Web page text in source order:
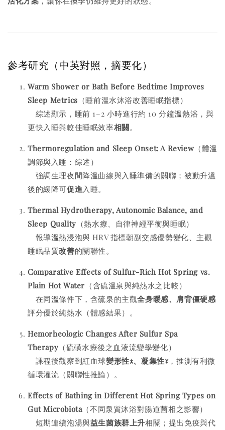
參考研究（中英對照，摘要化）
Warm Shower or Bath Before Bedtime Improves
Sleep Metrics （睡前溫水沐浴改善睡眠指標）
綜述顯示，睡前 1–2 小時進行約 10 分鐘溫熱浴，與
更快入睡與較佳睡眠效率相關。
Thermoregulation and Sleep Onset: A Review （體溫
調節與入睡：綜述）
強調生理夜間降溫曲線與入睡準備的關聯；被動升溫
後的緩降可促進 入睡。
Thermal Hydrotherapy, Autonomic Balance, and
Sleep Quality （熱水療、自律神經平衡與睡眠）
報導溫熱浸泡與 HRV 指標朝副交感優勢變化、主觀
睡眠品質改善的關聯性。
Comparative Effects of Sulfur-Rich Hot Spring vs.
Plain Hot Water （含硫溫泉與純熱水之比較）
在同溫條件下，含硫泉的主觀全身暖感、肩背僵硬感
評分優於純熱水（體感結果）。
Hemorheologic Changes After Sulfur Spa
Therapy （硫磺水療後之血液流變學變化）
課程後觀察到紅血球變形性↑、凝集性↓，推測有利微
循環灌流（關聯性推論）。
Effects of Bathing in Different Hot Spring Types on
Gut Microbiota（不同泉質沐浴對腸道菌相之影響）
短期連續泡湯與益生菌族群上升相關；提出免疫與代